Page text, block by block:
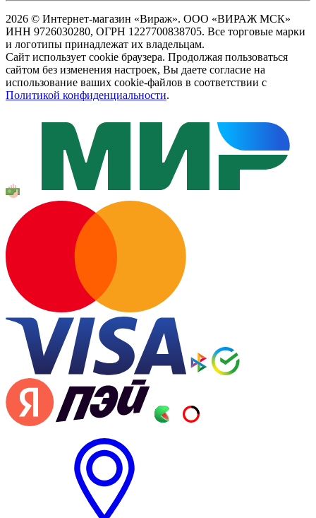
2026 © Интернет-магазин «Вираж». ООО «ВИРАЖ МСК»
ИНН 9726030280, ОГРН 1227700838705. Все торговые марки
и логотипы принадлежат их владельцам.
Сайт использует cookie браузера. Продолжая пользоваться
сайтом без изменения настроек, Вы даете согласие на
использование ваших cookie-файлов в соответствии с
Политикой конфиденциальности.